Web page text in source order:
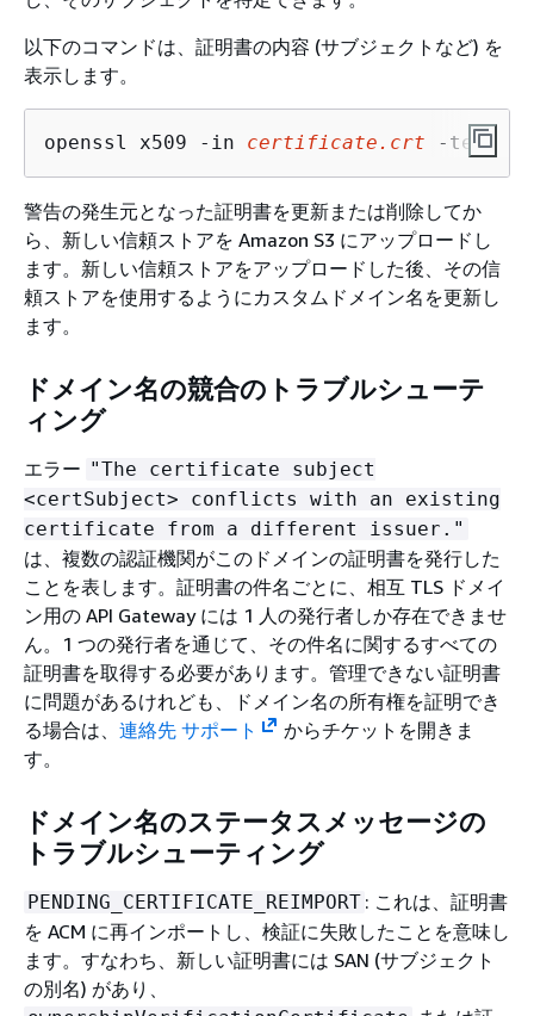
以下のコマンドは、証明書の内容 (サブジェクトなど) を
表示します。
openssl x509 -in certificate.crt -text -
警告の発生元となった証明書を更新または削除してか
ら、新しい信頼ストアを Amazon S3 にアップロードし
ます。新しい信頼ストアをアップロードした後、その信
頼ストアを使用するようにカスタムドメイン名を更新し
ます。
ドメイン名の競合のトラブルシューテ
ィング
エラー "The certificate subject
<certSubject> conflicts with an existing
certificate from a different issuer."
は、複数の認証機関がこのドメインの証明書を発行した
ことを表します。証明書の件名ごとに、相互 TLS ドメイ
ン用の API Gateway には 1 人の発行者しか存在できませ
ん。1 つの発行者を通じて、その件名に関するすべての
証明書を取得する必要があります。管理できない証明書
に問題があるけれども、ドメイン名の所有権を証明でき
る場合は、 連絡先 サポート
からチケットを開きま
す。
ドメイン名のステータスメッセージの
トラブルシューティング
PENDING_CERTIFICATE_REIMPORT : これは、証明書
を ACM に再インポートし、検証に失敗したことを意味し
ます。すなわち、新しい証明書には SAN (サブジェクト
の別名) があり、